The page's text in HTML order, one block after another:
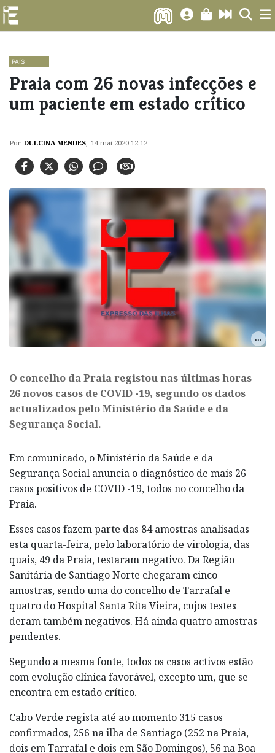
PAÍS
Praia com 26 novas infecções e
um paciente em estado crítico
Por DULCINA MENDES, 14 mai 2020 12:12
O concelho da Praia registou nas últimas horas
26 novos casos de COVID -19, segundo os dados
actualizados pelo Ministério da Saúde e da
Segurança Social.
Em comunicado, o Ministério da Saúde e da
Segurança Social anuncia o diagnóstico de mais 26
casos positivos de COVID -19, todos no concelho da
Praia.
Esses casos fazem parte das 84 amostras analisadas
esta quarta-feira, pelo laboratório de virologia, das
quais, 49 da Praia, testaram negativo. Da Região
Sanitária de Santiago Norte chegaram cinco
amostras, sendo uma do concelho de Tarrafal e
quatro do Hospital Santa Rita Vieira, cujos testes
deram também negativos. Há ainda quatro amostras
pendentes.
Segundo a mesma fonte, todos os casos activos estão
com evolução clínica favorável, excepto um, que se
encontra em estado crítico.
Cabo Verde regista até ao momento 315 casos
confirmados, 256 na ilha de Santiago (252 na Praia,
dois em Tarrafal e dois em São Domingos), 56 na Boa